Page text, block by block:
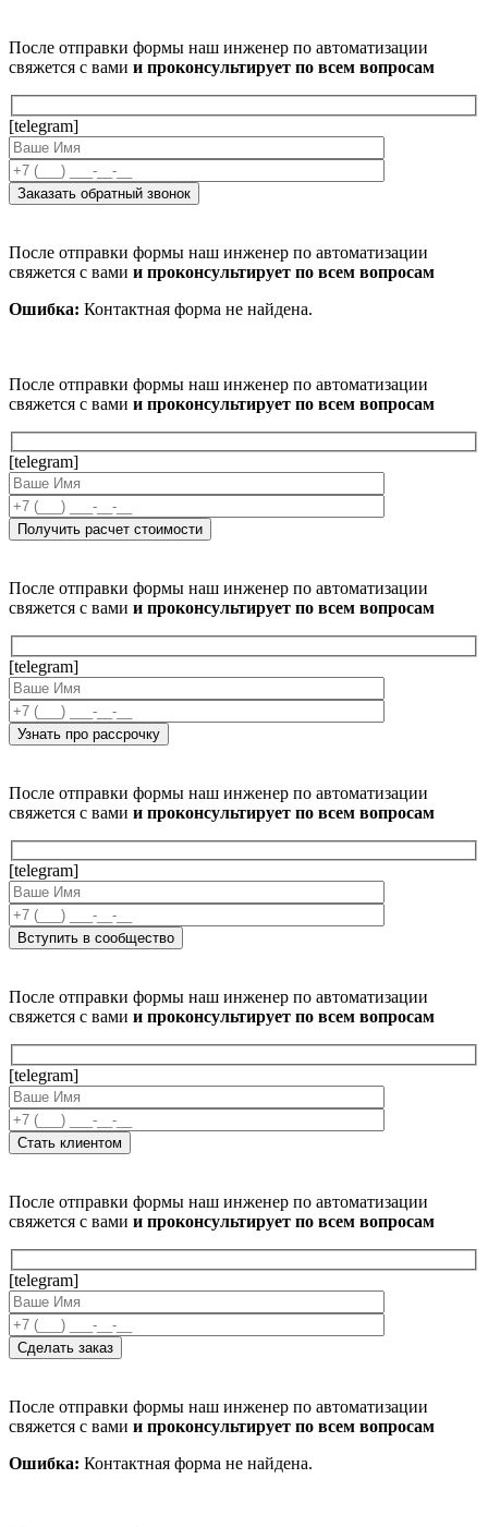
После отправки формы наш инженер по автоматизации
свяжется с вами и проконсультирует по всем вопросам
[telegram]
После отправки формы наш инженер по автоматизации
свяжется с вами и проконсультирует по всем вопросам
Ошибка: Контактная форма не найдена.
После отправки формы наш инженер по автоматизации
свяжется с вами и проконсультирует по всем вопросам
[telegram]
После отправки формы наш инженер по автоматизации
свяжется с вами и проконсультирует по всем вопросам
[telegram]
После отправки формы наш инженер по автоматизации
свяжется с вами и проконсультирует по всем вопросам
[telegram]
После отправки формы наш инженер по автоматизации
свяжется с вами и проконсультирует по всем вопросам
[telegram]
После отправки формы наш инженер по автоматизации
свяжется с вами и проконсультирует по всем вопросам
[telegram]
После отправки формы наш инженер по автоматизации
свяжется с вами и проконсультирует по всем вопросам
Ошибка: Контактная форма не найдена.